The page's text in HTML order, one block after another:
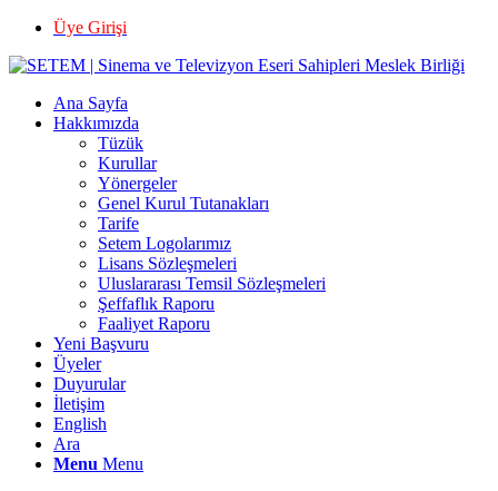
Üye Girişi
Ana Sayfa
Hakkımızda
Tüzük
Kurullar
Yönergeler
Genel Kurul Tutanakları
Tarife
Setem Logolarımız
Lisans Sözleşmeleri
Uluslararası Temsil Sözleşmeleri
Şeffaflık Raporu
Faaliyet Raporu
Yeni Başvuru
Üyeler
Duyurular
İletişim
English
Ara
Menu Menu